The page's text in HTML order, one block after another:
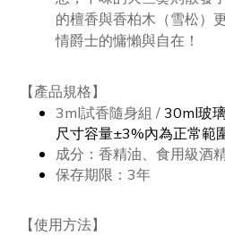
的檀香與香柏木（雪松）
情爵士的慵懶與自在！
【 產品規格 】
3ml試香隨身組 / 30ml玻
尺寸容量±3%內為正常範
成分：香精油、食用級酒
保存期限：3年
【使用方法】